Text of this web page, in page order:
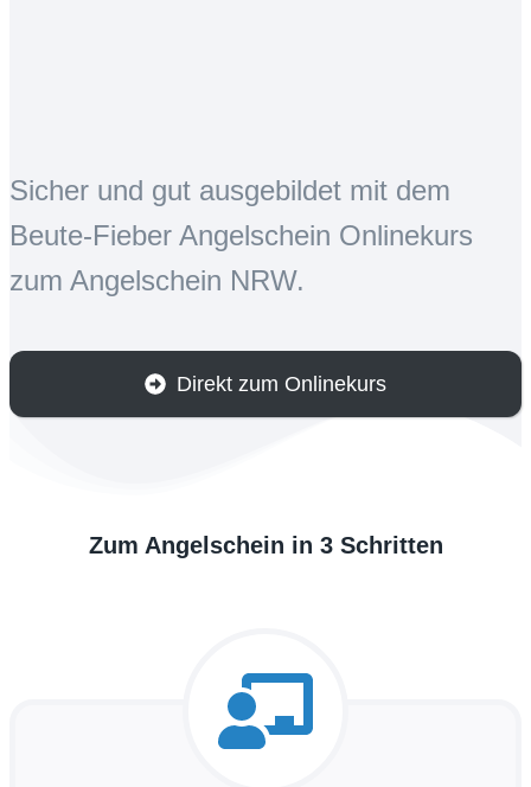
Sicher und gut ausgebildet mit dem
Beute-Fieber Angelschein Onlinekurs
zum Angelschein NRW.
Direkt zum Onlinekurs
Zum Angelschein in 3 Schritten